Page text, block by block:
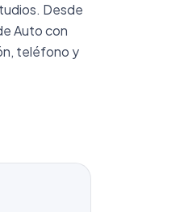
Desde
Auto con
teléfono y